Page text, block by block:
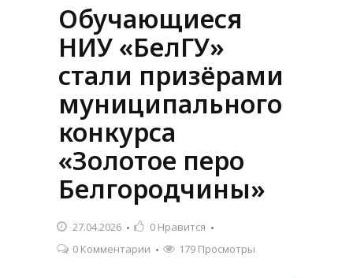
Обучающиеся
НИУ «БелГУ»
стали призёрами
муниципального
конкурса
«Золотое перо
Белгородчины»
27.04.2026 0 Нравится
0 Комментарии
179 Просмотры